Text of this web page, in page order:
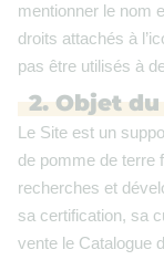
mentionner le nom
droits attachés à
pas être utilisés à
2. Objet
Le Site est un
de pomme de terre
recherches et
sa certification, sa
vente le Catalogue